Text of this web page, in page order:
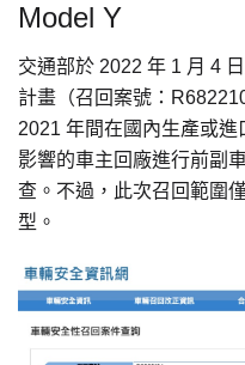
Model Y
交通部於 2022 年 1 月 4
計畫（召回案號：
2021 年間在國內生產或
影響的車主回廠進行前副
查。不過，此次召回範圍
型。